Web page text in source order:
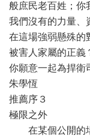
般庶民老百姓；你
我們沒有的力量、
在這場強弱懸殊的
被害人家屬的正義
你願意一起為捍衛
朱學恆
推薦序３
極限之外
在某個公開的場